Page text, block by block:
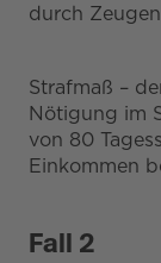
durch
Strafmaß –
Nötigung im
von 80
Einkommen
Fall 2